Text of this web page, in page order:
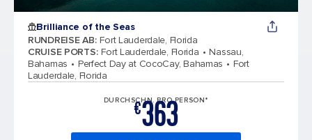
Brilliance of the Seas
RUNDREISE AB: Fort Lauderdale, Florida
CRUISE PORTS: Fort Lauderdale, Florida
Nassau,
Bahamas
Perfect Day at CocoCay, Bahamas
Fort
Lauderdale, Florida
DURCHSCHN. PRO PERSON*
€363